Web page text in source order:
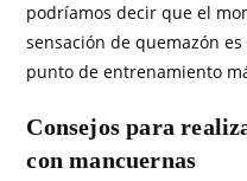
podríamos decir que el
sensación de quemazón
punto de entrenamiento
Consejos para
con mancuernas